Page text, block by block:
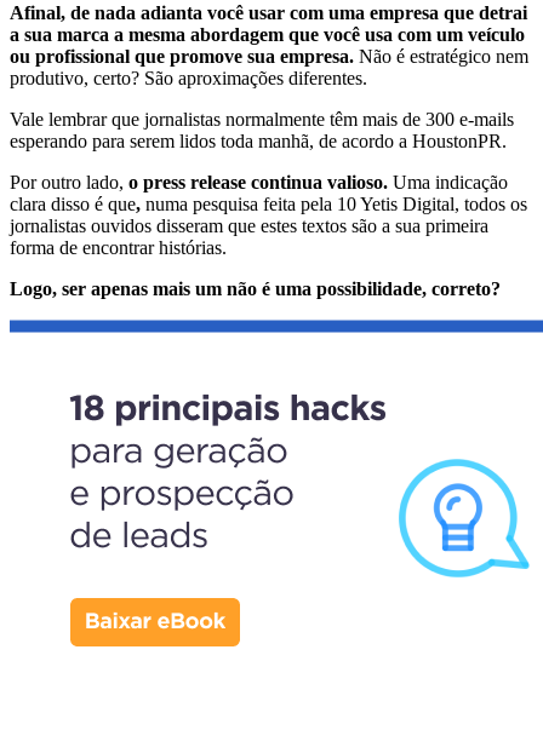
Afinal, de nada adianta você usar com uma empresa que detrai
a sua marca a mesma abordagem que você usa com um veículo
ou profissional que promove sua empresa. Não é estratégico nem
produtivo, certo? São aproximações diferentes.
Vale lembrar que jornalistas normalmente têm mais de 300 e-mails
esperando para serem lidos toda manhã, de acordo a HoustonPR.
Por outro lado, o press release continua valioso. Uma indicação
clara disso é que, numa pesquisa feita pela 10 Yetis Digital, todos os
jornalistas ouvidos disseram que estes textos são a sua primeira
forma de encontrar histórias.
Logo, ser apenas mais um não é uma possibilidade, correto?